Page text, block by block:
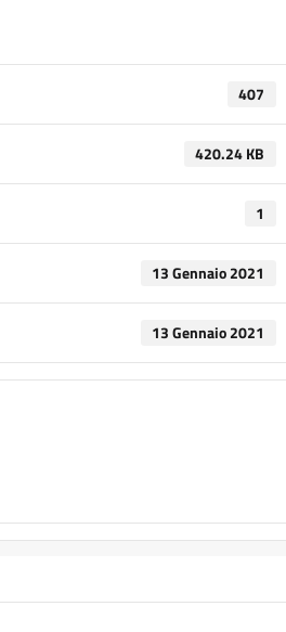
407
420.24 KB
1
13 Gennaio 2021
13 Gennaio 2021